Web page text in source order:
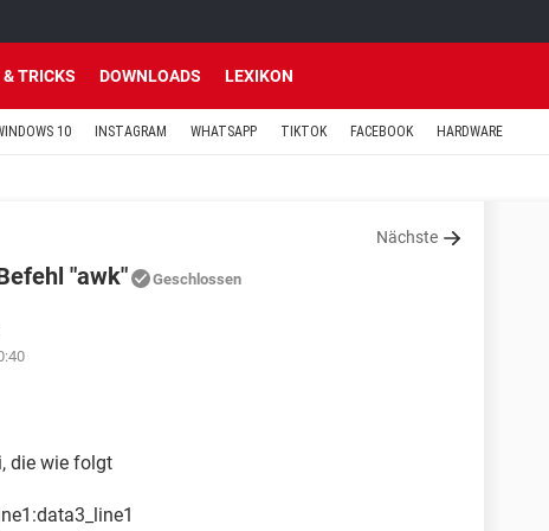
TRICKS DOWNLOADS LEXIKON
10 INSTAGRAM WHATSAPP TIKTOK FACEBOOK HARDWARE
Nächste
"awk" Geschlossen
die wie folgt